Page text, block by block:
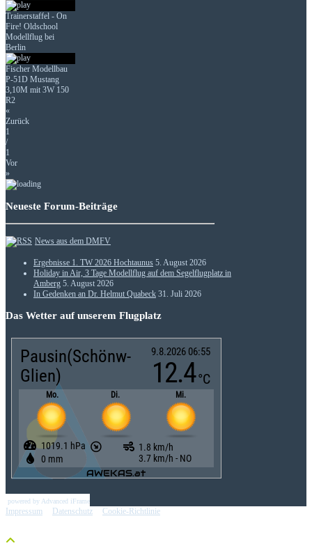
Trainerstaffel - On
Fire! Oldschool
Modellflug bei
Berlin
Fischer Modellbau
P-51D Mustang
3,10M mit 3W 150
R2
«
Zurück
1
/
1
Vor
»
Neueste Forum-Beiträge
News aus dem DMFV
Ergebnisse 1. TW 2026 Hochtaunus 5. August 2026
Holiday in Air, 3 Tage Modellflug auf dem Segelflugplatz in
Amberg 5. August 2026
In Gedenken an Dr. Helmut Quabeck 31. Juli 2026
Das Wetter auf unserem Flugplatz
powered by Advanced iFrame
Impressum Datenschutz Cookie-Richtlinie